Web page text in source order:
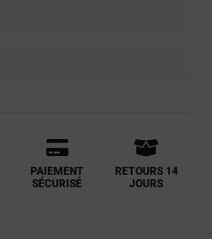
PAIEMENT
SÉCURISÉ
RETOURS 14
JOURS